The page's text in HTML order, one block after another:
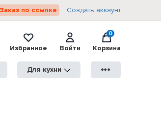
Заказ по ссылке Создать аккаунт
Избранное
Войти
0
Корзина
Для кухни ●●●